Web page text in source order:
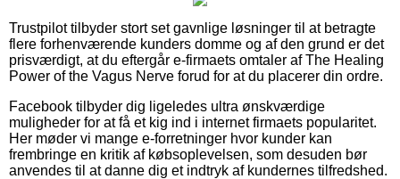
Trustpilot tilbyder stort set gavnlige løsninger til at betragte
flere forhenværende kunders domme og af den grund er det
prisværdigt, at du eftergår e-firmaets omtaler af The Healing
Power of the Vagus Nerve forud for at du placerer din ordre.
Facebook tilbyder dig ligeledes ultra ønskværdige
muligheder for at få et kig ind i internet firmaets popularitet.
Her møder vi mange e-forretninger hvor kunder kan
frembringe en kritik af købsoplevelsen, som desuden bør
anvendes til at danne dig et indtryk af kundernes tilfredshed.